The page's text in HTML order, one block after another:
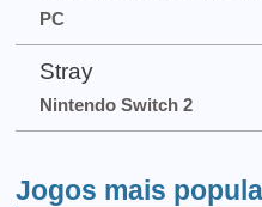
PC
Stray
Nintendo Switch 2
Jogos mais